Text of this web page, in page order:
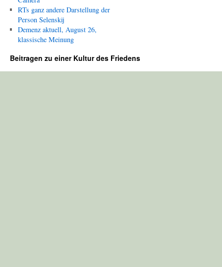
RTs ganz andere Darstellung der
Person Selenskij
Demenz aktuell, August 26,
klassische Meinung
Beitragen zu einer Kultur des Friedens